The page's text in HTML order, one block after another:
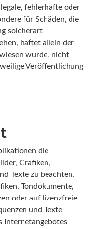
fehlerhafte oder
für Schäden, die
solcherart
haftet allein der
wurde, nicht
Veröffentlichung
die
Grafiken,
Texte zu beachten,
Tondokumente,
oder auf lizenzfreie
und Texte
Internetangebotes